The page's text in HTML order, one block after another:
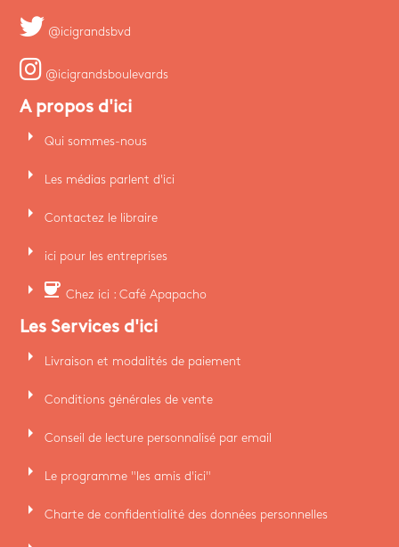
@icigrandsbvd
@icigrandsboulevards
A propos d'ici
arrow_right Qui sommes-nous
arrow_right Les médias parlent d'ici
arrow_right Contactez le libraire
arrow_right ici pour les entreprises
arrow_right coffee Chez ici : Café Apapacho
Les Services d'ici
arrow_right Livraison et modalités de paiement
arrow_right Conditions générales de vente
arrow_right Conseil de lecture personnalisé par email
arrow_right Le programme "les amis d'ici"
arrow_right Charte de confidentialité des données personnelles